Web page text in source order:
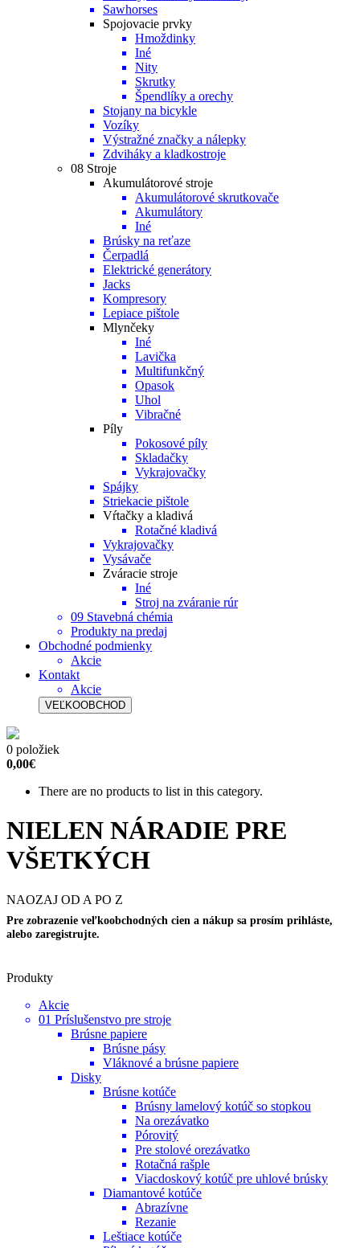
Sawhorses
Spojovacie prvky
Hmoždinky
Iné
Nity
Skrutky
Špendlíky a orechy
Stojany na bicykle
Vozíky
Výstražné značky a nálepky
Zdviháky a kladkostroje
08 Stroje
Akumulátorové stroje
Akumulátorové skrutkovače
Akumulátory
Iné
Brúsky na reťaze
Čerpadlá
Elektrické generátory
Jacks
Kompresory
Lepiace pištole
Mlynčeky
Iné
Lavička
Multifunkčný
Opasok
Uhol
Vibračné
Píly
Pokosové píly
Skladačky
Vykrajovačky
Spájky
Striekacie pištole
Vŕtačky a kladivá
Rotačné kladivá
Vykrajovačky
Vysávače
Zváracie stroje
Iné
Stroj na zváranie rúr
09 Stavebná chémia
Produkty na predaj
Obchodné podmienky
Akcie
Kontakt
Akcie
VEĽKOOBCHOD
0 položiek
0,00€
There are no products to list in this category.
NIELEN NÁRADIE PRE
VŠETKÝCH
NAOZAJ OD A PO Z
Pre zobrazenie veľkoobchodných cien a nákup sa prosím prihláste,
alebo zaregistrujte.
Produkty
Akcie
01 Príslušenstvo pre stroje
Brúsne papiere
Brúsne pásy
Vláknové a brúsne papiere
Disky
Brúsne kotúče
Brúsny lamelový kotúč so stopkou
Na orezávatko
Pórovitý
Pre stolové orezávatko
Rotačná rašple
Viacdoskový kotúč pre uhlové brúsky
Diamantové kotúče
Abrazívne
Rezanie
Leštiace kotúče